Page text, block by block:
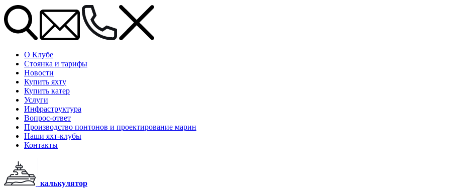
О Клубе
Стоянка и тарифы
Новости
Купить яхту
Купить катер
Услуги
Инфраструктура
Вопрос-ответ
Производство понтонов и проектирование марин
Наши яхт-клубы
Контакты
калькулятор